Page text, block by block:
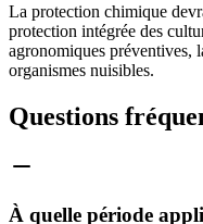
La protection chimique
protection intégrée des
agronomiques préventives,
organismes nuisibles.
Questions
À quelle période